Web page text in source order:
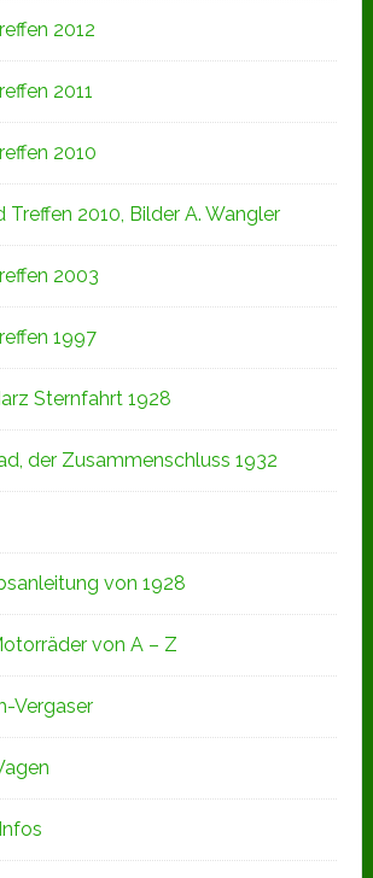
2012
2011
2010
Treffen 2010, Bilder A. Wangler
2003
1997
Sternfahrt 1928
der Zusammenschluss 1932
von 1928
von A – Z
Vergaser